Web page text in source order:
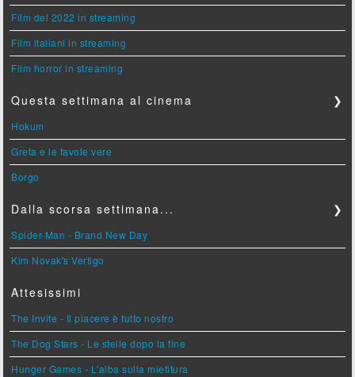
Film del 2022 in streaming
Film italiani in streaming
Film horror in streaming
Questa settimana al cinema ❯
Hokum
Greta e le favole vere
Borgo
Dalla scorsa settimana... ❯
Spider-Man - Brand New Day
Kim Novak's Vertigo
Attesissimi
The Invite - Il piacere è tutto nostro
The Dog Stars - Le stelle dopo la fine
Hunger Games - L'alba sulla mietitura